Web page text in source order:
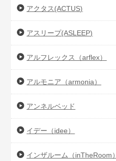
アクタス(ACTUS)
アスリープ(ASLEEP)
アルフレックス（arflex）
アルモニア（armonia）
アンネルベッド
イデー（idee）
インザルーム（inTheRoom）